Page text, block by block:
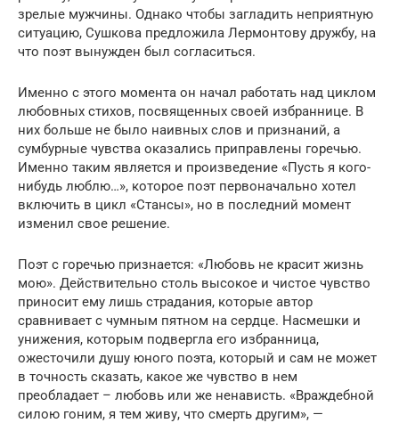
зрелые мужчины. Однако чтобы загладить неприятную
ситуацию, Сушкова предложила Лермонтову дружбу, на
что поэт вынужден был согласиться.
Именно с этого момента он начал работать над циклом
любовных стихов, посвященных своей избраннице. В
них больше не было наивных слов и признаний, а
сумбурные чувства оказались приправлены горечью.
Именно таким является и произведение «Пусть я кого-
нибудь люблю…», которое поэт первоначально хотел
включить в цикл «Стансы», но в последний момент
изменил свое решение.
Поэт с горечью признается: «Любовь не красит жизнь
мою». Действительно столь высокое и чистое чувство
приносит ему лишь страдания, которые автор
сравнивает с чумным пятном на сердце. Насмешки и
унижения, которым подвергла его избранница,
ожесточили душу юного поэта, который и сам не может
в точность сказать, какое же чувство в нем
преобладает – любовь или же ненависть. «Враждебной
силою гоним, я тем живу, что смерть другим», —